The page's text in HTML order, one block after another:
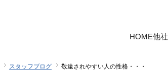
HOME他
スタッフブログ 敬遠されやすい人の性格・・・